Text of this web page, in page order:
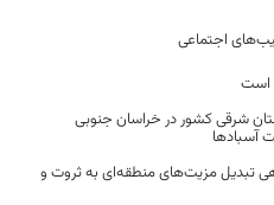
اجتماعی
است
شرقی کشور در خراسان جنوبی
آسبادها
تبدیل مزیت‌های منطقه‌ای به ثروت و